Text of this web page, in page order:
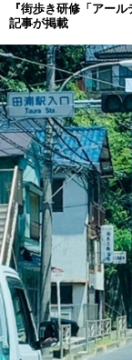
『街歩き研修「アー
記事が掲載